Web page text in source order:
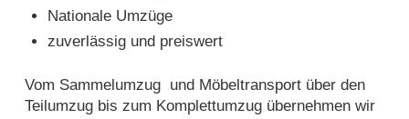
Nationale Umzüge
zuverlässig und preiswert
Vom Sammelumzug und Möbeltransport über den
Teilumzug bis zum Komplettumzug übernehmen wir